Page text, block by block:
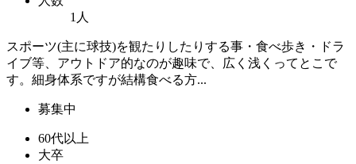
1人
スポーツ(主に球技)を観たりしたりする事・食べ歩き・ドラ
イブ等、アウトドア的なのが趣味で、広く浅くってとこで
す。細身体系ですが結構食べる方...
募集中
60代以上
大卒